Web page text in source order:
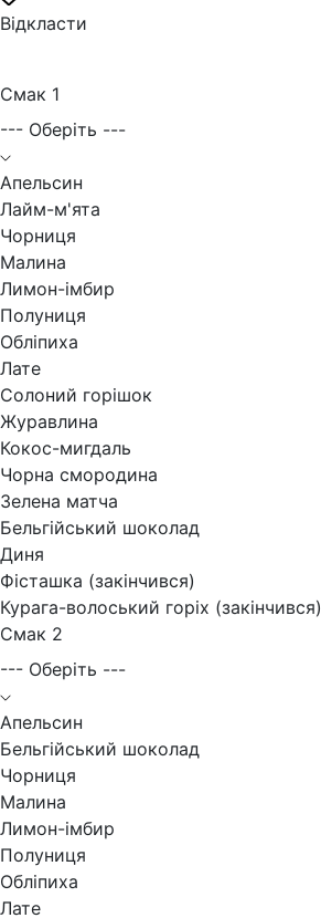
Відкласти
Смак 1
--- Оберіть ---
Апельсин
Лайм-м'ята
Чорниця
Малина
Лимон-імбир
Полуниця
Обліпиха
Лате
Солоний горішок
Журавлина
Кокос-мигдаль
Чорна смородина
Зелена матча
Бельгійський шоколад
Диня
Фісташка (закінчився)
Курага-волоський горіх (закінчився)
Смак 2
--- Оберіть ---
Апельсин
Бельгійський шоколад
Чорниця
Малина
Лимон-імбир
Полуниця
Обліпиха
Лате